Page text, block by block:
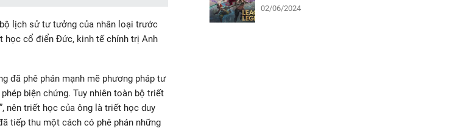
lịch sử tư tưởng của nhân loại trước
học cổ điển Đức, kinh tế chính trị Anh
đã phê phán mạnh mẽ phương pháp tư
biện chứng. Tuy nhiên toàn bộ triết
nên triết học của ông là triết học duy
tiếp thu một cách có phê phán những
02/06/2024